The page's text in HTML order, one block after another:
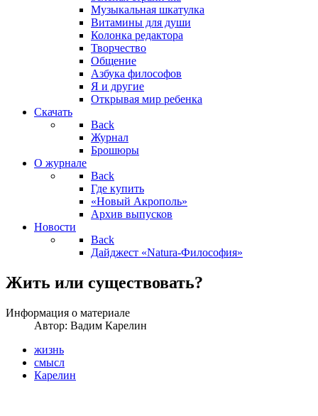
Музыкальная шкатулка
Витамины для души
Колонка редактора
Творчество
Общение
Азбука философов
Я и другие
Открывая мир ребенка
Скачать
Back
Журнал
Брошюры
О журнале
Back
Где купить
«Новый Акрополь»
Архив выпусков
Новости
Back
Дайджест «Natura-Философия»
Жить или существовать?
Информация о материале
Автор: Вадим Карелин
жизнь
смысл
Карелин